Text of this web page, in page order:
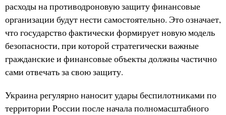
расходы на противодроновую защиту финансовые
организации будут нести самостоятельно. Это означает,
что государство фактически формирует новую модель
безопасности, при которой стратегически важные
гражданские и финансовые объекты должны частично
сами отвечать за свою защиту.
Украина регулярно наносит удары беспилотниками по
территории России после начала полномасштабного